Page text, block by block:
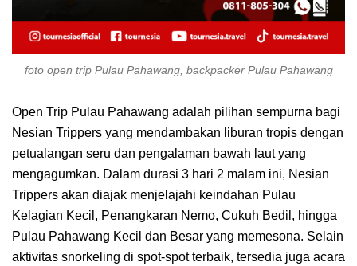
foto open trip Pulau Pahawang, backpacker Pulau Pahawang
Open Trip Pulau Pahawang adalah pilihan sempurna bagi
Nesian Trippers yang mendambakan liburan tropis dengan
petualangan seru dan pengalaman bawah laut yang
mengagumkan. Dalam durasi 3 hari 2 malam ini, Nesian
Trippers akan diajak menjelajahi keindahan Pulau
Kelagian Kecil, Penangkaran Nemo, Cukuh Bedil, hingga
Pulau Pahawang Kecil dan Besar yang memesona. Selain
aktivitas snorkeling di spot-spot terbaik, tersedia juga acara